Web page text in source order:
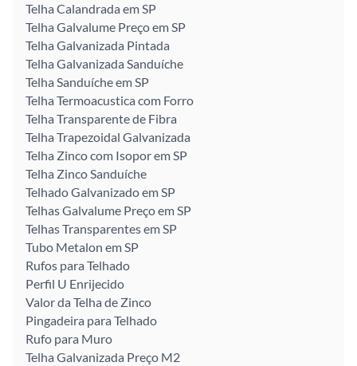
Telha Calandrada em SP
Telha Galvalume Preço em SP
Telha Galvanizada Pintada
Telha Galvanizada Sanduíche
Telha Sanduíche em SP
Telha Termoacustica com Forro
Telha Transparente de Fibra
Telha Trapezoidal Galvanizada
Telha Zinco com Isopor em SP
Telha Zinco Sanduíche
Telhado Galvanizado em SP
Telhas Galvalume Preço em SP
Telhas Transparentes em SP
Tubo Metalon em SP
Rufos para Telhado
Perfil U Enrijecido
Valor da Telha de Zinco
Pingadeira para Telhado
Rufo para Muro
Telha Galvanizada Preço M2